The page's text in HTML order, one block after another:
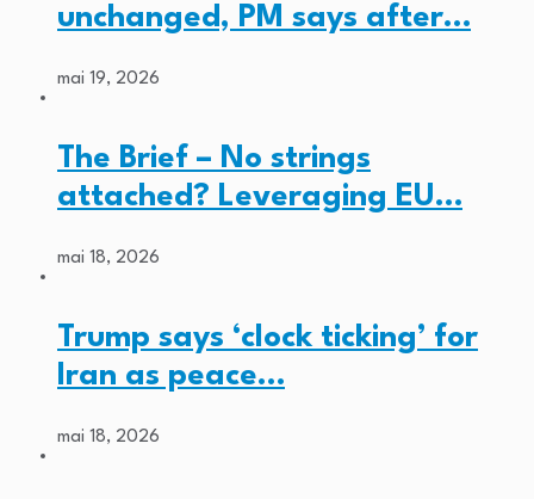
unchanged, PM says after…
mai 19, 2026
The Brief – No strings
attached? Leveraging EU…
mai 18, 2026
Trump says ‘clock ticking’ for
Iran as peace…
mai 18, 2026